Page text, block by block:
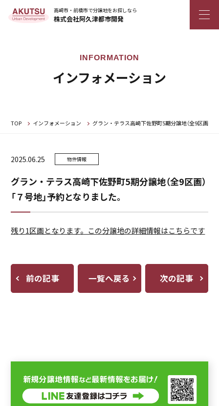
高崎市・前橋市で分譲地をお探しなら
株式会社阿久津都市開発
インフォメーション
TOP インフォメーション グラン・テラス高崎下佐野町5期分譲地（全9区画）
2025.06.25 物件情報
グラン・テラス高崎下佐野町5期分譲地（全9区画）
「７号地」予約となりました。
残り1区画となります。この分譲地の詳細情報はこちらです
前の記事 一覧へ戻る 次の記事